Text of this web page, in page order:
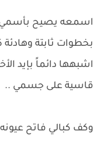
اسمعه يصيح بأسمي
بخطوات ثابتة وهادئة
اشبهها دائماً بإيد
قاسية على جسمي ..
وكف كبالي فاتح